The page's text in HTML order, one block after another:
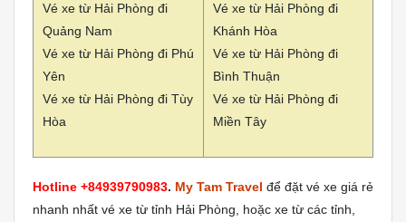
Vé xe từ Hải Phòng đi
Quảng Nam
Vé xe từ Hải Phòng đi Phú
Yên
Vé xe từ Hải Phòng đi Tùy
Hòa
Vé xe từ Hải Phòng đi
Khánh Hòa
Vé xe từ Hải Phòng đi
Bình Thuận
Vé xe từ Hải Phòng đi
Miền Tây
Hotline +84939790983. My Tam Travel để đặt vé xe giá rẻ
nhanh nhất vé xe từ tỉnh Hải Phòng, hoặc xe từ các tỉnh,